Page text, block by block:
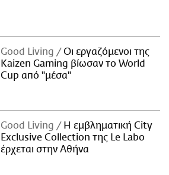
Good Living
Οι εργαζόμενοι της
Kaizen Gaming βίωσαν το World
Cup από "μέσα"
Good Living
Η εμβληματική City
Exclusive Collection της Le Labo
έρχεται στην Αθήνα